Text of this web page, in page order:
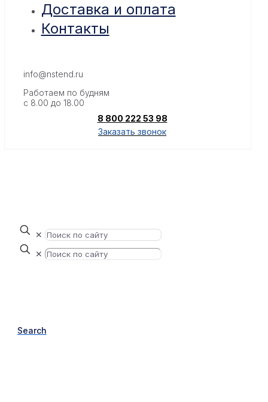
Доставка и оплата
Контакты
info@nstend.ru
Работаем по будням
с 8.00 до 18.00
8 800 222 53 98
Заказать звонок
✕
✕
Search